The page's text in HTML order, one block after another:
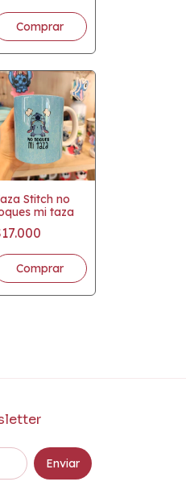
Comprar
Stitch no
mi taza